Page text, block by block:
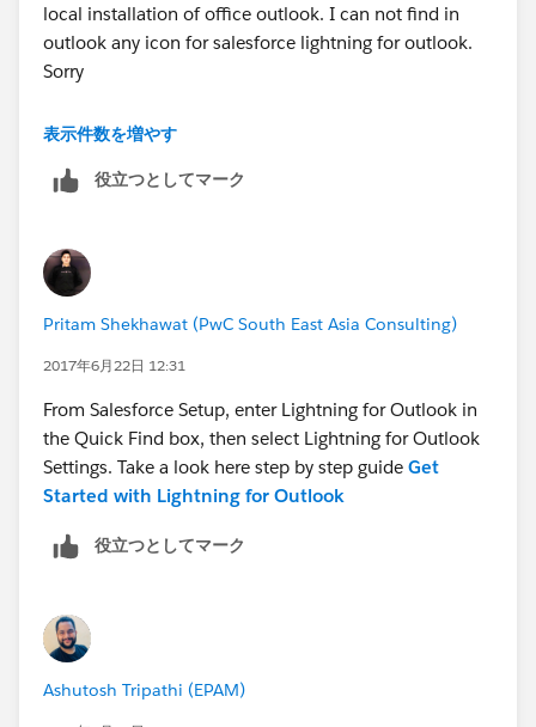
local installation of office outlook. I can not find in
outlook any icon for salesforce lightning for outlook.
Sorry
And when I try to managed the installed App under
outlook, allthough I have already added the App using
After Adding the Salesforce lightning for outlook and
restart outlook, I still can´t see any icon of the lightning
unter outlook.
表示件数を増やす
役立つとしてマーク
Pritam Shekhawat (PwC South East Asia Consulting)
2017年6月22日 12:31
From Salesforce Setup, enter Lightning for Outlook in
the Quick Find box, then select Lightning for Outlook
Settings. Take a look here step by step guide Get
Started with Lightning for Outlook
役立つとしてマーク
Ashutosh Tripathi (EPAM)